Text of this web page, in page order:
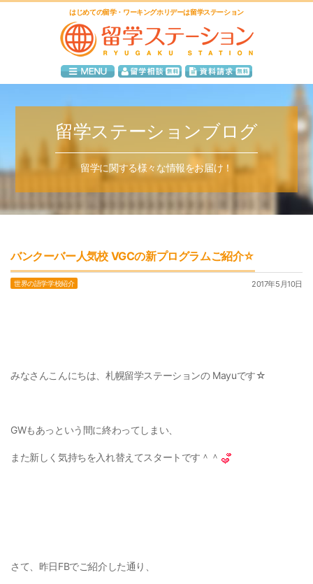
はじめての留学・ワーキングホリデーは留学ステーション
留学ステーションブログ
留学に関する様々な情報をお届け！
バンクーバー人気校 VGCの新プログラムご紹介☆
世界の語学学校紹介 2017年5月10日
みなさんこんにちは、札幌留学ステーションの Mayuです☆
GWもあっという間に終わってしまい、
また新しく気持ちを入れ替えてスタートです＾＾
さて、昨日FBでご紹介した通り、